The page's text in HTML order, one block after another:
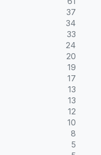
37
34
33
24
20
19
17
13
13
12
10
8
5